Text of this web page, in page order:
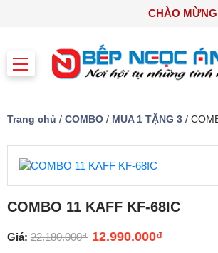
CHÀO
Trang chủ / COMBO / MUA 1 TẶNG 3 /
COMBO 11 KAFF KF-68IC
Giá: 22.180.000₫ 12.990.000₫